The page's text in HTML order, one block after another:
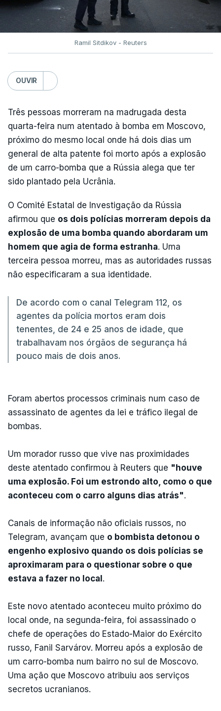
Ramil Sitdikov - Reuters
OUVIR
Três pessoas morreram na madrugada desta
quarta-feira num atentado à bomba em Moscovo,
próximo do mesmo local onde há dois dias um
general de alta patente foi morto após a explosão
de um carro-bomba que a Rússia alega que ter
sido plantado pela Ucrânia.
O Comité Estatal de Investigação da Rússia
afirmou que os dois polícias morreram depois da
explosão de uma bomba quando abordaram um
homem que agia de forma estranha. Uma
terceira pessoa morreu, mas as autoridades russas
não especificaram a sua identidade.
De acordo com o canal Telegram 112, os
agentes da polícia mortos eram dois
tenentes, de 24 e 25 anos de idade, que
trabalhavam nos órgãos de segurança há
pouco mais de dois anos.
Foram abertos processos criminais num caso de
assassinato de agentes da lei e tráfico ilegal de
bombas.
Um morador russo que vive nas proximidades
deste atentado confirmou à Reuters que "houve
uma explosão. Foi um estrondo alto, como o que
aconteceu com o carro alguns dias atrás".
Canais de informação não oficiais russos, no
Telegram, avançam que o bombista detonou o
engenho explosivo quando os dois polícias se
aproximaram para o questionar sobre o que
estava a fazer no local.
Este novo atentado aconteceu muito próximo do
local onde, na segunda-feira, foi assassinado o
chefe de operações do Estado-Maior do Exército
russo, Fanil Sarvárov. Morreu após a explosão de
um carro-bomba num bairro no sul de Moscovo.
Uma ação que Moscovo atribuiu aos serviços
secretos ucranianos.